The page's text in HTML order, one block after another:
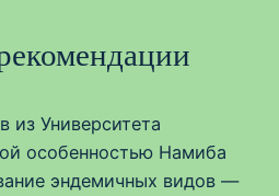
из Университета
особенностью Намиба
эндемичных видов —